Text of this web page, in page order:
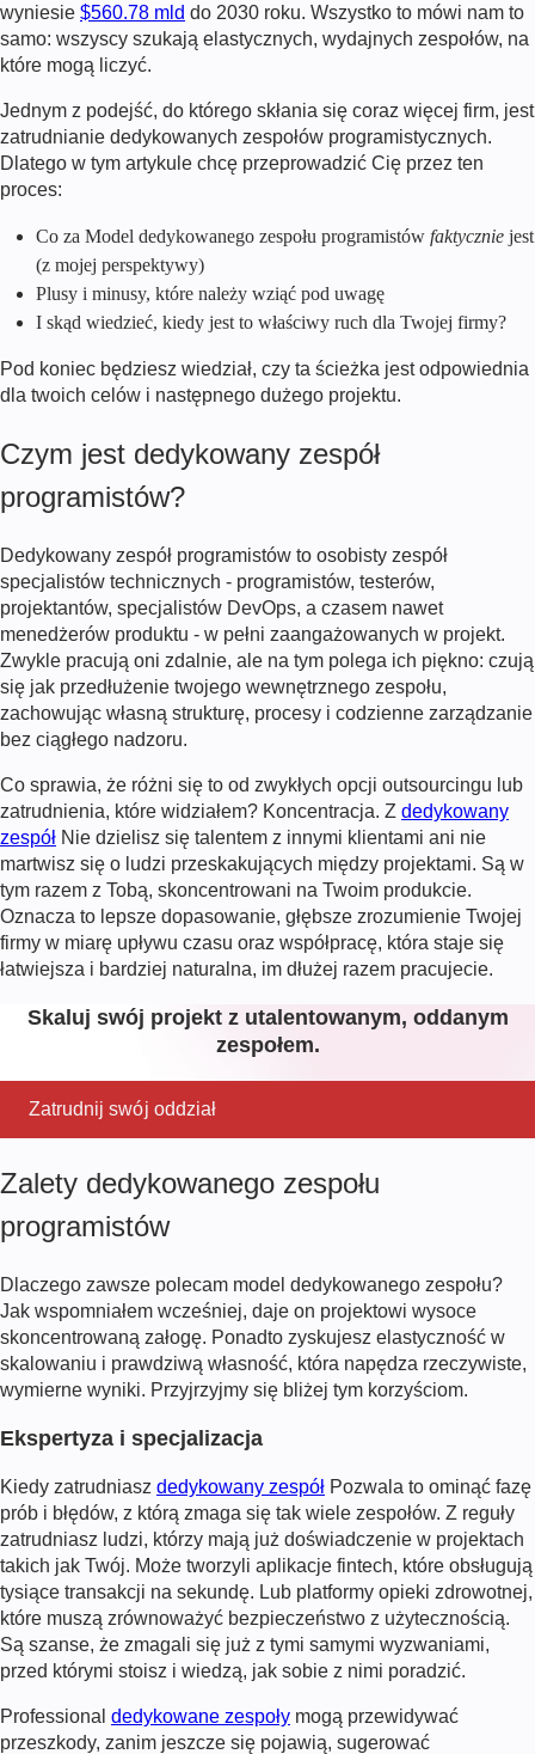
wyniesie $560.78 mld do 2030 roku. Wszystko to mówi nam to
samo: wszyscy szukają elastycznych, wydajnych zespołów, na
które mogą liczyć.
Jednym z podejść, do którego skłania się coraz więcej firm, jest
zatrudnianie dedykowanych zespołów programistycznych.
Dlatego w tym artykule chcę przeprowadzić Cię przez ten
proces:
Co za Model dedykowanego zespołu programistów faktycznie jest
(z mojej perspektywy)
Plusy i minusy, które należy wziąć pod uwagę
I skąd wiedzieć, kiedy jest to właściwy ruch dla Twojej firmy?
Pod koniec będziesz wiedział, czy ta ścieżka jest odpowiednia
dla twoich celów i następnego dużego projektu.
Czym jest dedykowany zespół
programistów?
Dedykowany zespół programistów to osobisty zespół
specjalistów technicznych - programistów, testerów,
projektantów, specjalistów DevOps, a czasem nawet
menedżerów produktu - w pełni zaangażowanych w projekt.
Zwykle pracują oni zdalnie, ale na tym polega ich piękno: czują
się jak przedłużenie twojego wewnętrznego zespołu,
zachowując własną strukturę, procesy i codzienne zarządzanie
bez ciągłego nadzoru.
Co sprawia, że różni się to od zwykłych opcji outsourcingu lub
zatrudnienia, które widziałem? Koncentracja. Z dedykowany
zespół Nie dzielisz się talentem z innymi klientami ani nie
martwisz się o ludzi przeskakujących między projektami. Są w
tym razem z Tobą, skoncentrowani na Twoim produkcie.
Oznacza to lepsze dopasowanie, głębsze zrozumienie Twojej
firmy w miarę upływu czasu oraz współpracę, która staje się
łatwiejsza i bardziej naturalna, im dłużej razem pracujecie.
Skaluj swój projekt z utalentowanym, oddanym
zespołem.
Zatrudnij swój oddział
Zalety dedykowanego zespołu
programistów
Dlaczego zawsze polecam model dedykowanego zespołu?
Jak wspomniałem wcześniej, daje on projektowi wysoce
skoncentrowaną załogę. Ponadto zyskujesz elastyczność w
skalowaniu i prawdziwą własność, która napędza rzeczywiste,
wymierne wyniki. Przyjrzyjmy się bliżej tym korzyściom.
Ekspertyza i specjalizacja
Kiedy zatrudniasz dedykowany zespół Pozwala to ominąć fazę
prób i błędów, z którą zmaga się tak wiele zespołów. Z reguły
zatrudniasz ludzi, którzy mają już doświadczenie w projektach
takich jak Twój. Może tworzyli aplikacje fintech, które obsługują
tysiące transakcji na sekundę. Lub platformy opieki zdrowotnej,
które muszą zrównoważyć bezpieczeństwo z użytecznością.
Są szanse, że zmagali się już z tymi samymi wyzwaniami,
przed którymi stoisz i wiedzą, jak sobie z nimi poradzić.
Professional dedykowane zespoły mogą przewidywać
przeszkody, zanim jeszcze się pojawią, sugerować